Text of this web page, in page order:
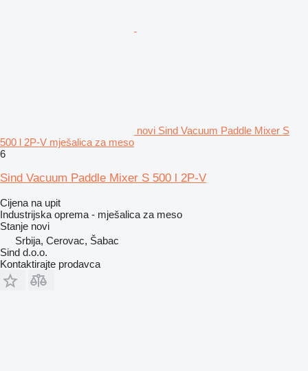
novi Sind Vacuum Paddle Mixer S
500 l 2P-V mješalica za meso
6
Sind Vacuum Paddle Mixer S 500 l 2P-V
Cijena na upit
Industrijska oprema - mješalica za meso
Stanje novi
Srbija, Cerovac, Šabac
Sind d.o.o.
Kontaktirajte prodavca